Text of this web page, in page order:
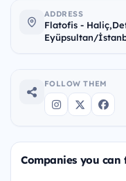
ADDRESS
Flatofis -
Eyüpsultan/
FOLLOW THEM
Companies you can